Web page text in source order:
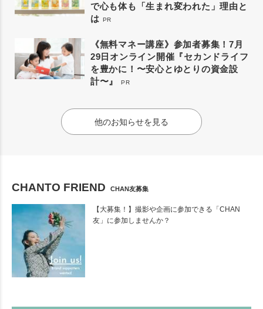
で心も体も「生まれ変われた」理由と
は PR
《無料マネー講座》参加者募集！7月
29日オンライン開催『セカンドライフ
を豊かに！〜安心とゆとりの資金設
計〜』
PR
他のお知らせを見る
CHANTO FRIEND CHAN友募集
【大募集！】撮影や企画に参加できる「CHAN
友」に参加しませんか？